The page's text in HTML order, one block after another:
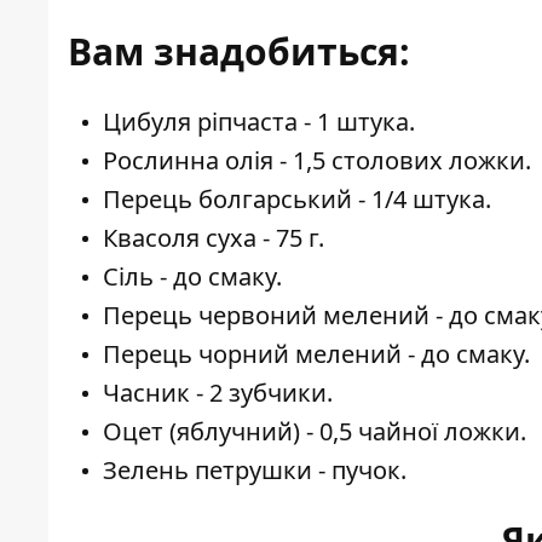
Вам знадобиться:
Цибуля ріпчаста - 1 штука.
Рослинна олія - 1,5 столових ложки.
Перець болгарський - 1/4 штука.
Квасоля суха - 75 г.
Сіль - до смаку.
Перець червоний мелений - до
Перець чорний мелений - до смаку.
Часник - 2 зубчики.
Оцет (яблучний) - 0,5 чайної ложки.
Зелень петрушки - пучок.